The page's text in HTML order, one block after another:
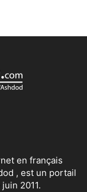
en français
, est un portail
2011.